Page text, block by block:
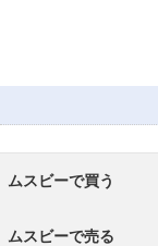
ムスビーで買う
ムスビーで売る